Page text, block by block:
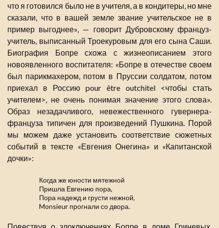
что я готовился было не в учителя, а в кондитеры, но мне
сказали, что в вашей земле звание учительское не в
пример выгоднее», — говорит Дубровскому француз-
учитель, выписанный Троекуровым для его сына Саши.
Биография Бопре схожа с жизнеописанием этого
новоявленного воспитателя: «Бопре в отечестве своем
был парикмахером, потом в Пруссии солдатом, потом
приехал в Россию pour être outchitel <чтобы стать
учителем>, не очень понимая значение этого слова».
Образ незадачливого, невежественного гувернера-
француза типичен для произведений Пушкина. Порой
мы можем даже установить соответствие сюжетных
событий в тексте «Евгения Онегина» и «Капитанской
дочки»:
Когда же юности мятежной
Пришла Евгению пора,
Пора надежд и грусти нежной,
Monsieur прогнали со двора.